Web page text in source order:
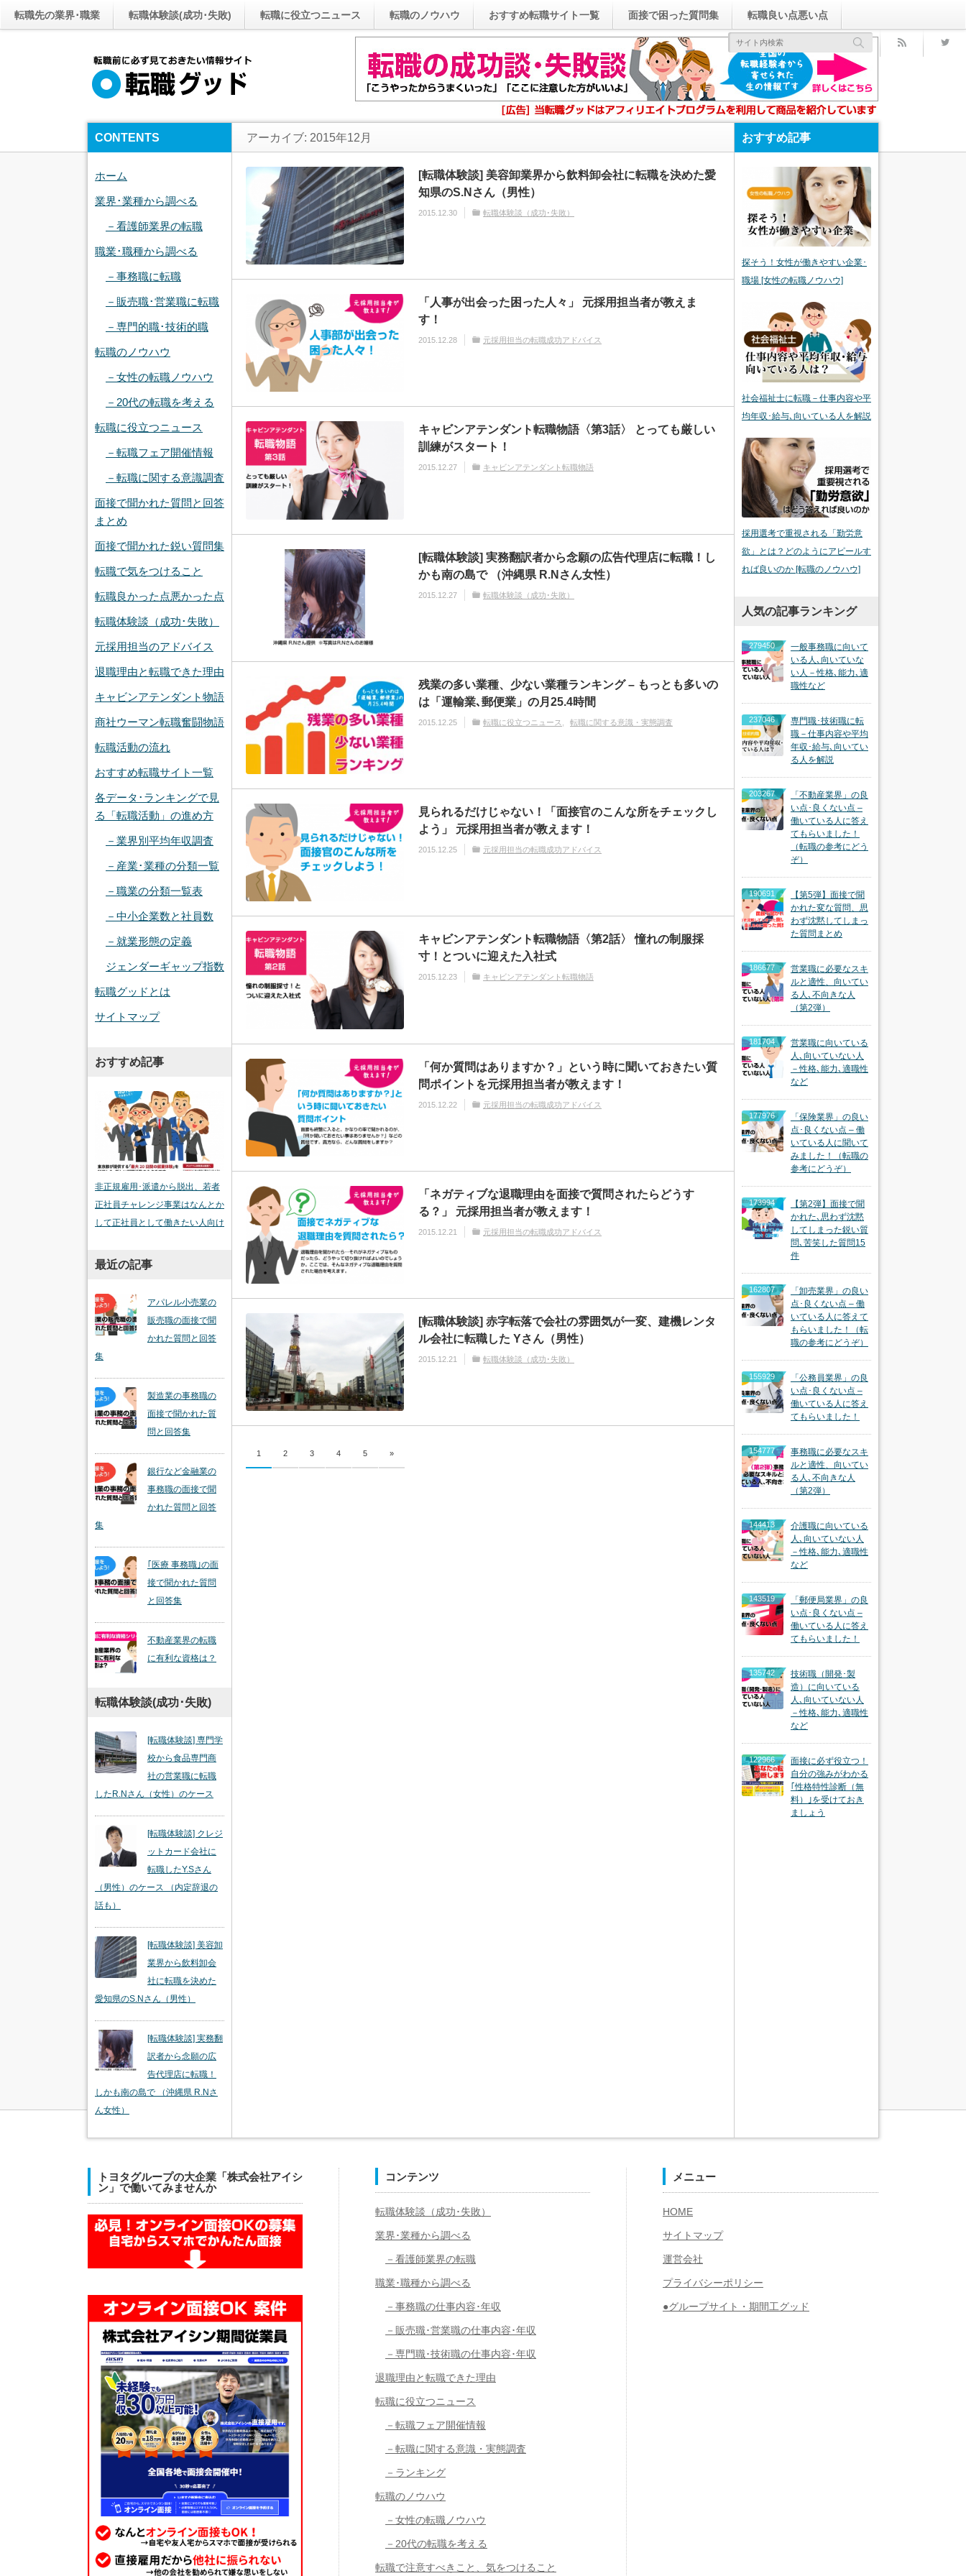
転職先の業界･職業 転職体験談(成功･失敗) 転職に役立つニュース 転職のノウハウ おすすめ転職サイト一覧 面接で困った質問集 転職良い点悪い点
rss
アーカイブ: 2015年12月
[転職体験談] 美容卸業界から飲料卸会社に転職を決めた愛
知県のS.Nさん（男性）
2015.12.30 転職体験談（成功･失敗）
「人事が出会った困った人々」 元採用担当者が教えま
す！
2015.12.28 元採用担当の転職成功アドバイス
キャビンアテンダント転職物語〈第3話〉 とっても厳しい
訓練がスタート！
2015.12.27 キャビンアテンダント転職物語
[転職体験談] 実務翻訳者から念願の広告代理店に転職！し
かも南の島で （沖縄県 R.Nさん女性）
2015.12.27 転職体験談（成功･失敗）
残業の多い業種、少ない業種ランキング – もっとも多いの
は「運輸業､郵便業」の月25.4時間
2015.12.25 転職に役立つニュース 転職に関する意識・実態調査
見られるだけじゃない！「面接官のこんな所をチェックし
よう」 元採用担当者が教えます！
2015.12.25 元採用担当の転職成功アドバイス
キャビンアテンダント転職物語〈第2話〉 憧れの制服採
寸！とついに迎えた入社式
2015.12.23 キャビンアテンダント転職物語
「何か質問はありますか？」という時に聞いておきたい質
問ポイントを元採用担当者が教えます！
2015.12.22 元採用担当の転職成功アドバイス
「ネガティブな退職理由を面接で質問されたらどうす
る？」 元採用担当者が教えます！
2015.12.21 元採用担当の転職成功アドバイス
[転職体験談] 赤字転落で会社の雰囲気が一変、建機レンタ
ル会社に転職した Yさん（男性）
2015.12.21 転職体験談（成功･失敗）
1 2 3 4 5 »
CONTENTS
ホーム
業界･業種から調べる
－看護師業界の転職
職業･職種から調べる
－事務職に転職
－販売職･営業職に転職
－専門的職･技術的職
転職のノウハウ
－女性の転職ノウハウ
－20代の転職を考える
転職に役立つニュース
－転職フェア開催情報
－転職に関する意識調査
面接で聞かれた質問と回答
まとめ
面接で聞かれた鋭い質問集
転職で気をつけること
転職良かった点悪かった点
転職体験談（成功･失敗）
元採用担当のアドバイス
退職理由と転職できた理由
キャビンアテンダント物語
商社ウーマン転職奮闘物語
転職活動の流れ
おすすめ転職サイト一覧
各データ･ランキングで見
る「転職活動」の進め方
－業界別平均年収調査
－産業･業種の分類一覧
－職業の分類一覧表
－中小企業数と社員数
－就業形態の定義
ジェンダーギャップ指数
転職グッドとは
サイトマップ
おすすめ記事
非正規雇用･派遣から脱出、若者
正社員チャレンジ事業はなんとか
して正社員として働きたい人向け
最近の記事
アパレル小売業の
販売職の面接で聞
かれた質問と回答
集
製造業の事務職の
面接で聞かれた質
問と回答集
銀行など金融業の
事務職の面接で聞
かれた質問と回答
集
｢医療 事務職｣の面
接で聞かれた質問
と回答集
不動産業界の転職
に有利な資格は？
転職体験談(成功･失敗)
[転職体験談] 専門学
校から食品専門商
社の営業職に転職
したR.Nさん（女性）のケース
[転職体験談] クレジ
ットカード会社に
転職したY.Sさん
（男性）のケース （内定辞退の
話も）
[転職体験談] 美容卸
業界から飲料卸会
社に転職を決めた
愛知県のS.Nさん（男性）
[転職体験談] 実務翻
訳者から念願の広
告代理店に転職！
しかも南の島で （沖縄県 R.Nさ
ん女性）
おすすめ記事
探そう！女性が働きやすい企業･
職場 [女性の転職ノウハウ]
社会福祉士に転職－仕事内容や平
均年収･給与､向いている人を解説
採用選考で重視される「勤労意
欲」とは？どのようにアピールす
れば良いのか [転職のノウハウ]
人気の記事ランキング
279450
一般事務職に向いて
いる人､向いていな
い人－性格､能力､適
職性など
237046
専門職･技術職に転
職－仕事内容や平均
年収･給与､向いてい
る人を解説
203267
「不動産業界」の良
い点･良くない点 –
働いている人に答え
てもらいました！
（転職の参考にどう
ぞ）
190691
【第5弾】面接で聞
かれた変な質問、思
わず沈黙してしまっ
た質問まとめ
186677
営業職に必要なスキ
ルと適性、向いてい
る人､不向きな人
（第2弾）
181704
営業職に向いている
人､向いていない人
－性格､能力､適職性
など
177976
「保険業界」の良い
点･良くない点 – 働
いている人に聞いて
みました！（転職の
参考にどうぞ）
173994
【第2弾】面接で聞
かれた､思わず沈黙
してしまった鋭い質
問､苦笑した質問15
件
162807
「卸売業界」の良い
点･良くない点 – 働
いている人に答えて
もらいました！（転
職の参考にどうぞ）
155929
「公務員業界」の良
い点･良くない点 –
働いている人に答え
てもらいました！
154777
事務職に必要なスキ
ルと適性、向いてい
る人､不向きな人
（第2弾）
144413
介護職に向いている
人､向いていない人
－性格､能力､適職性
など
143519
「郵便局業界」の良
い点･良くない点 –
働いている人に答え
てもらいました！
135742
技術職（開発･製
造）に向いている
人､向いていない人
－性格､能力､適職性
など
122966
面接に必ず役立つ！
自分の強みがわかる
｢性格特性診断（無
料）｣を受けておき
ましょう
トヨタグループの大企業「株式会社アイシ
ン」で働いてみませんか
コンテンツ
転職体験談（成功･失敗）
業界･業種から調べる
－看護師業界の転職
職業･職種から調べる
－事務職の仕事内容･年収
－販売職･営業職の仕事内容･年収
－専門職･技術職の仕事内容･年収
退職理由と転職できた理由
転職に役立つニュース
－転職フェア開催情報
－転職に関する意識・実態調査
－ランキング
転職のノウハウ
－女性の転職ノウハウ
－20代の転職を考える
転職で注意すべきこと、気をつけること
メニュー
HOME
サイトマップ
運営会社
プライバシーポリシー
●グループサイト・期間工グッド